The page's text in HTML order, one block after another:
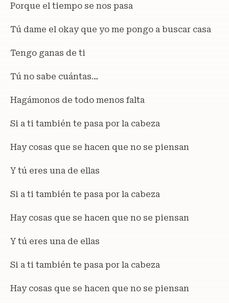
Porque el tiempo se nos pasa
Tú dame el okay que yo me pongo a buscar casa
Tengo ganas de ti
Tú no sabe cuántas…
Hagámonos de todo menos falta
Si a ti también te pasa por la cabeza
Hay cosas que se hacen que no se piensan
Y tú eres una de ellas
Si a ti también te pasa por la cabeza
Hay cosas que se hacen que no se piensan
Y tú eres una de ellas
Si a ti también te pasa por la cabeza
Hay cosas que se hacen que no se piensan